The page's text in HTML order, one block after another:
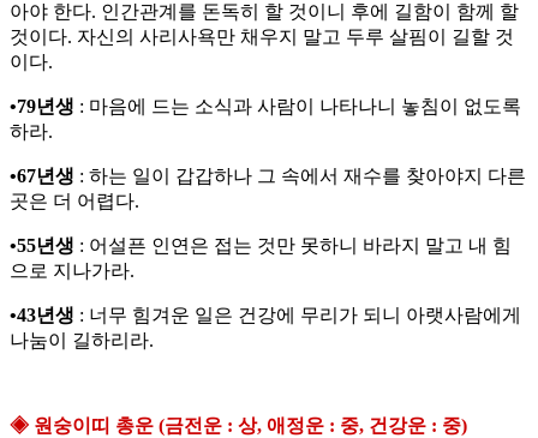
아야 한다. 인간관계를 돈독히 할 것이니 후에 길함이 함께 할
것이다. 자신의 사리사욕만 채우지 말고 두루 살핌이 길할 것
이다.
•79년생 : 마음에 드는 소식과 사람이 나타나니 놓침이 없도록
하라.
•67년생 : 하는 일이 갑갑하나 그 속에서 재수를 찾아야지 다른
곳은 더 어렵다.
•55년생 : 어설픈 인연은 접는 것만 못하니 바라지 말고 내 힘
으로 지나가라.
•43년생 : 너무 힘겨운 일은 건강에 무리가 되니 아랫사람에게
나눔이 길하리라.
◈ 원숭이띠 총운 (금전운 : 상, 애정운 : 중, 건강운 : 중)